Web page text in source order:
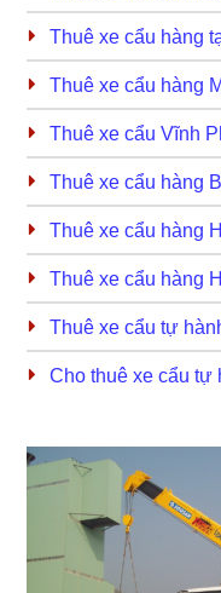
Thuê xe cẩu hàng
Thuê xe cẩu hàng
Thuê xe cẩu Vĩnh
Thuê xe cẩu hàng
Thuê xe cẩu hàng
Thuê xe cẩu hàng
Thuê xe cẩu tự
Cho thuê xe cẩu tự